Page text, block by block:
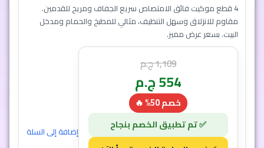
4 قطع موكيت فائق الامتصاص سريع الجفاف ومريح للقدمين.
مقاوم للانزلاق وسهل التنظيف، مثالي للمطبخ والحمام ومدخل
البيت. بسعر عرض مميز.
1,109ج.م
554ج.م
خصم 50% 🔥
إضافة إلى السلة